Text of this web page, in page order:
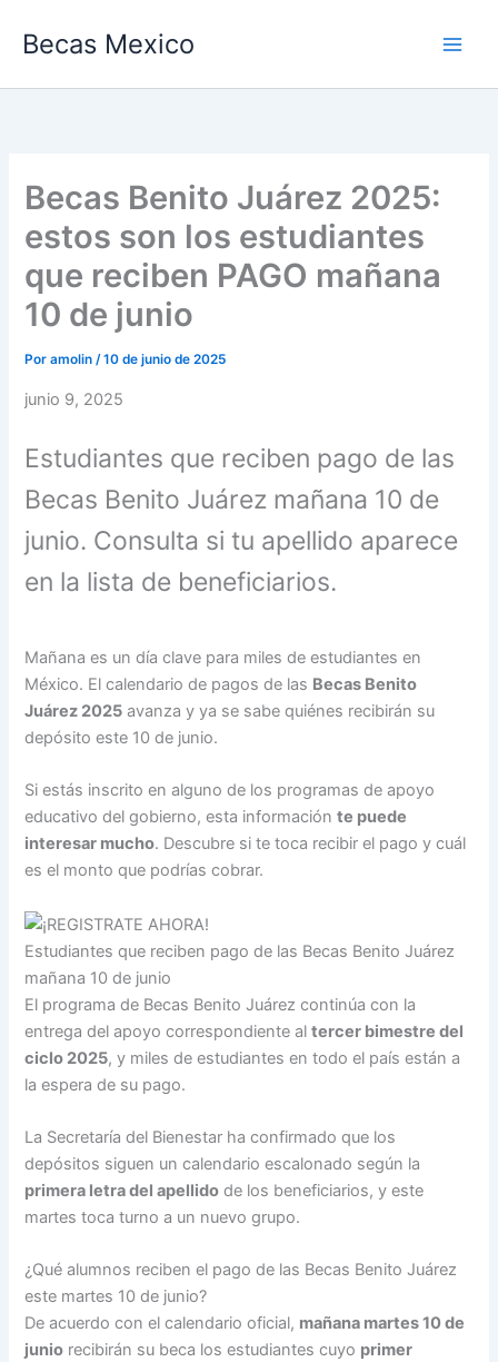
Becas Mexico
Becas Benito Juárez 2025:
estos son los estudiantes
que reciben PAGO mañana
10 de junio
Poramolin/10 de junio de 2025
junio 9, 2025
Estudiantes que reciben pago de las
Becas Benito Juárez mañana 10 de
junio. Consulta si tu apellido aparece
en la lista de beneficiarios.
Mañana es un día clave para miles de estudiantes en
México. El calendario de pagos de las Becas Benito
Juárez 2025 avanza y ya se sabe quiénes recibirán su
depósito este 10 de junio.
Si estás inscrito en alguno de los programas de apoyo
educativo del gobierno, esta informaciónte puede
interesar mucho. Descubre si te toca recibir el pago y cuál
es el monto que podrías cobrar.
Estudiantes que reciben pago de las Becas Benito Juárez
mañana 10 de junio
El programa de Becas Benito Juárez continúa con la
entrega del apoyo correspondiente altercer bimestre del
ciclo 2025, y miles de estudiantes en todo el país están a
la espera de su pago.
La Secretaría del Bienestar ha confirmado que los
depósitos siguen un calendario escalonado según la
primera letra del apellido de los beneficiarios, y este
martes toca turno a un nuevo grupo.
¿Qué alumnos reciben el pago de las Becas Benito Juárez
este martes 10 de junio?
De acuerdo con el calendario oficial, mañana martes 10 de
junio recibirán su beca los estudiantes cuyo primer